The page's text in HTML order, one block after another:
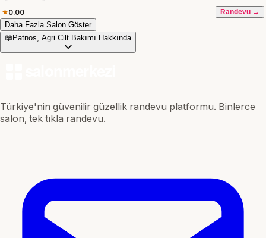
0.00 Randevu →
Daha Fazla Salon Göster
📖 Patnos, Agri Cilt Bakımı Hakkında
Türkiye'nin güvenilir güzellik randevu platformu. Binlerce
salon, tek tıkla randevu.